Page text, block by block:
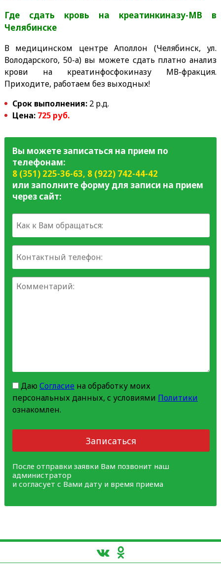
Где сдать кровь на креатинкиназу-МВ в
Челябинске
В медицинском центре Аполлон (Челябинск, ул.
Володарского, 50-а) вы можете сдать платно анализ
крови на креатинфосфокиназу МВ-фракция.
Приходите, работаем без выходных!
Срок выполнения:2 р.д.
Цена: 725 руб.
Вы можете записаться на прием по
телефонам:
8 (351) 225-36-63, 8 (922) 742-44-42
или заполните форму для записи на прием
через сайт:
Даю Согласиена обработку моих
персональных данных, с условиями Политики
ознакомлен.
Записаться
После отправки заявки Вам позвонит наш
администратор
и согласует с Вами дату и время приема